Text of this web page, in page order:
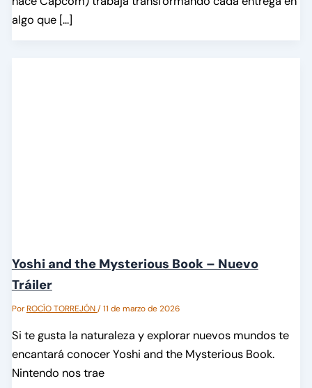
algo que […]
Yoshi and the Mysterious Book – Nuevo
Tráiler
PorROCÍO TORREJÓN/11 de marzo de 2026
Si te gusta la naturaleza y explorar nuevos mundos te
encantará conocer Yoshi and the Mysterious Book.
Nintendo nos trae